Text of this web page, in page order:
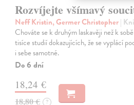
Rozvíjejte všímavý
Neff Kristin, Germer Christopher|
Chováte se k druhým laskavěji než k
tisíce studií dokazujících, že se vyplácí
i sebe samotné.
Do 6 dní
18,24 €
18,80 € ?